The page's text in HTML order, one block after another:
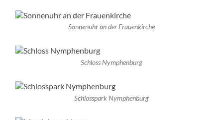
Sonnenuhr an der Frauenkirche
Schloss Nymphenburg
Schlosspark Nymphenburg